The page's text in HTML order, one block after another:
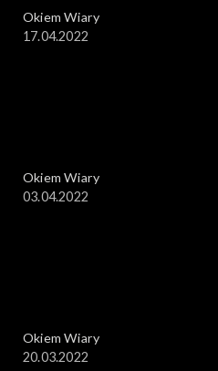
Okiem Wiary
17.04.2022
Okiem Wiary
03.04.2022
Okiem Wiary
20.03.2022